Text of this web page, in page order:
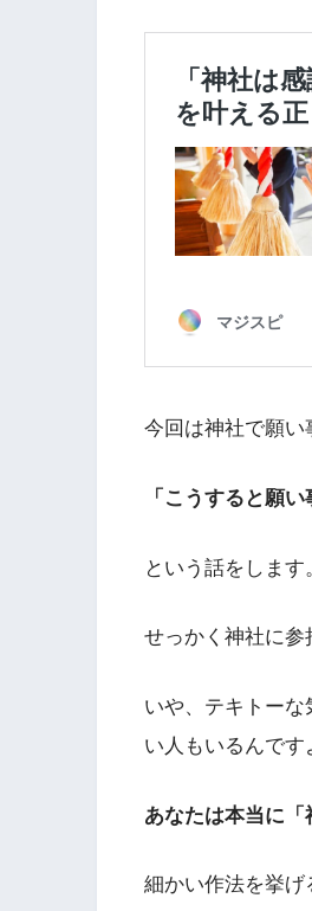
今回は神社で願い
「こうすると願
という話をします
せっかく神社に参
いや、テキトー
い人もいるんです
あなたは本当に
細かい作法を挙げ